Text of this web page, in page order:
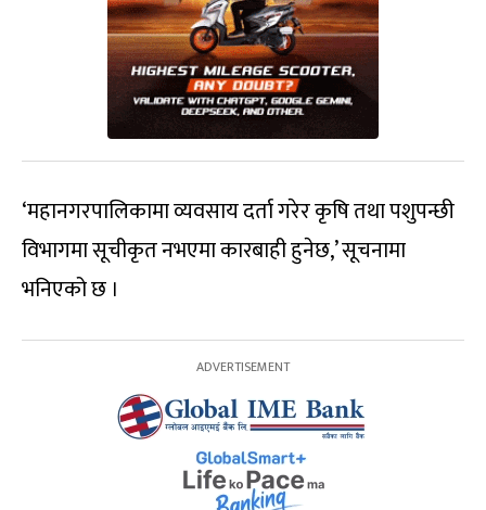
‘महानगरपालिकामा व्यवसाय दर्ता गरेर कृषि तथा पशुपन्छी
विभागमा सूचीकृत नभएमा कारबाही हुनेछ,’ सूचनामा
भनिएको छ ।